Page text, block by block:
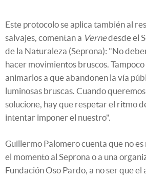
Este protocolo se aplica también al
salvajes, comentan a Vernedesde el
de la Naturaleza (Seprona): "No
hacer movimientos bruscos.
animarlos a que abandonen la vía
luminosas bruscas. Cuando
solucione, hay que respetar el ritmo
intentar imponer el nuestro".
Guillermo Palomero cuenta que no
el momento al Seprona o a una
Fundación Oso Pardo, a no ser que el